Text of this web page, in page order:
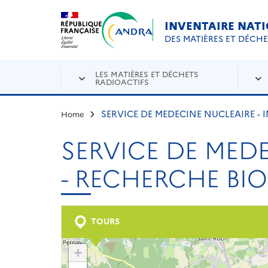
Aller au contenu principal
INVENTAIRE
DES MATIÈRES ET
LES MATIÈRES ET DÉCHETS
RADIOACTIFS
Home SERVICE DE MEDECINE NUCLEAIRE -
SERVICE DE
- RECHERCHE
TOURS
+